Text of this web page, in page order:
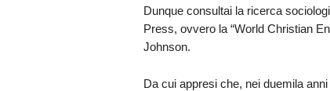
Dunque consultai la ricerca
Press, ovvero la “World Christian
Johnson.
Da cui appresi che, nei duemila